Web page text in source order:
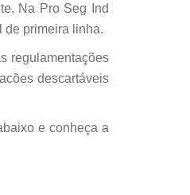
Na Pro Seg Ind
de primeira linha.
regulamentações
descartáveis
e conheça a